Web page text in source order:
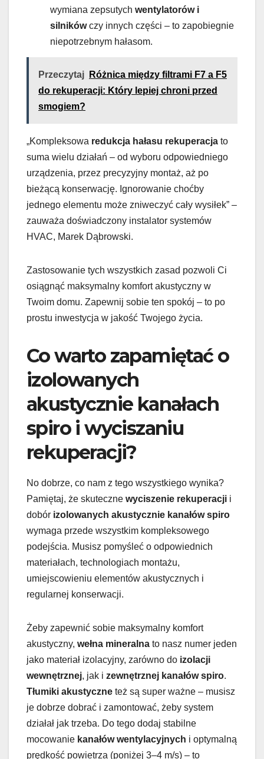
wymiana zepsutych wentylatorów i
silnikówczy innych części – to zapobiegnie
niepotrzebnym hałasom.
Przeczytaj
Różnica między filtrami F7 a F5
do rekuperacji: Który lepiej chroni przed
smogiem?
„Kompleksowa redukcja hałasu rekuperacja to
suma wielu działań – od wyboru odpowiedniego
urządzenia, przez precyzyjny montaż, aż po
bieżącą konserwację. Ignorowanie choćby
jednego elementu może zniweczyć cały wysiłek” –
zauważa doświadczony instalator systemów
HVAC, Marek Dąbrowski.
Zastosowanie tych wszystkich zasad pozwoli Ci
osiągnąć maksymalny komfort akustyczny w
Twoim domu. Zapewnij sobie ten spokój – to po
prostu inwestycja w jakość Twojego życia.
Co warto zapamiętać o
izolowanych
akustycznie kanałach
spiro i wyciszaniu
rekuperacji?
No dobrze, co nam z tego wszystkiego wynika?
Pamiętaj, że skuteczne wyciszenie rekuperacji i
dobór izolowanych akustycznie kanałów spiro
wymaga przede wszystkim kompleksowego
podejścia. Musisz pomyśleć o odpowiednich
materiałach, technologiach montażu,
umiejscowieniu elementów akustycznych i
regularnej konserwacji.
Żeby zapewnić sobie maksymalny komfort
akustyczny, wełna mineralna to nasz numer jeden
jako materiał izolacyjny, zarówno do izolacji
wewnętrznej, jak i zewnętrznej kanałów spiro.
Tłumiki akustyczne też są super ważne – musisz
je dobrze dobrać i zamontować, żeby system
działał jak trzeba. Do tego dodaj stabilne
mocowanie kanałów wentylacyjnych i optymalną
prędkość powietrza (poniżej 3–4 m/s) – to